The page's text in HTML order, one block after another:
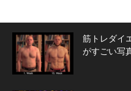
筋トレダイ
がすごい写